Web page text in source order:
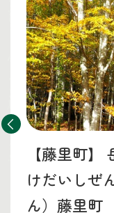
【藤里町】
けだいしぜ
ん）藤里町